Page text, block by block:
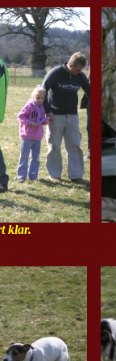
klar.